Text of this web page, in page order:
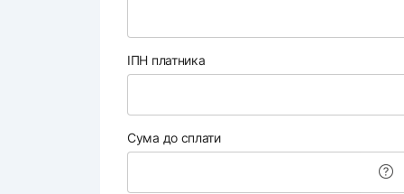
ІПН платника
Сума до сплати